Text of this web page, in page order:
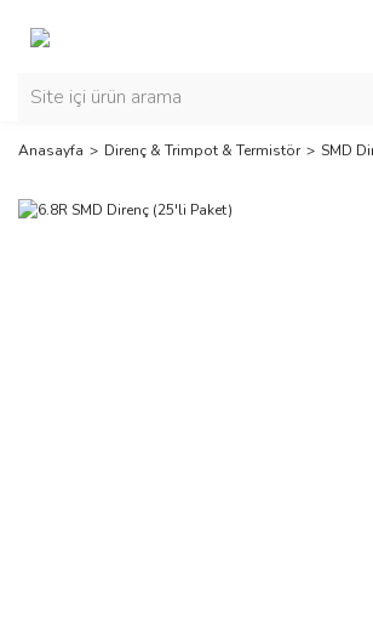
Anasayfa Direnç & Trimpot & Termistör SMD